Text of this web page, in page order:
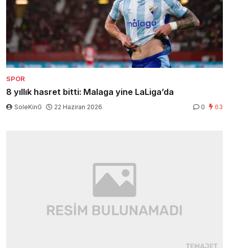
SPOR
8 yıllık hasret bitti: Malaga yine LaLiga’da
SoleKinG 22 Haziran 2026 0 63